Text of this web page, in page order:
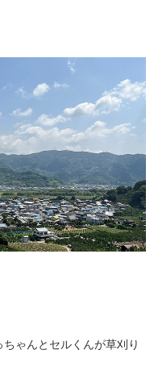
ゃんとセルくんが草刈り